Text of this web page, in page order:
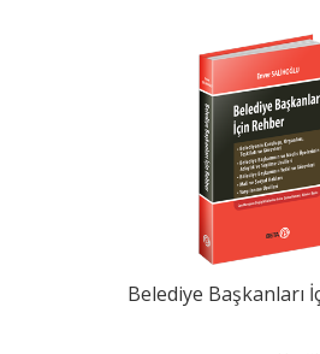
Belediye Başkanları